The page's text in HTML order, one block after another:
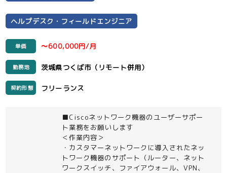
ヘルプデスク・フィールドエンジニア
単価 〜600,000円/月
勤務地 茨城県つくば市（リモート併用）
契約形態 フリーランス
■Ciscoネットワーク機器のユーザーサポー
ト業務をお願いします
＜作業内容＞
・カスタマーネットワークに導入されたネッ
トワーク機器のサポート（ルーター、ネット
ワークスイッチ、ファイアウォール、VPN、